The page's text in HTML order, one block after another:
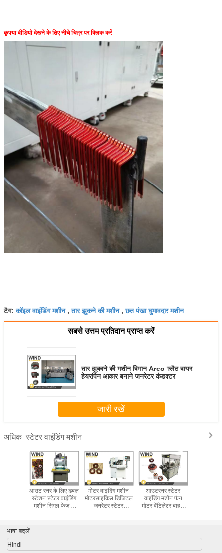
कृपया वीडियो देखने के लिए नीचे चित्र पर क्लिक करें
टैग:कॉइल वाइंडिंग मशीन,तार झुकने की मशीन,छत पंखा घुमावदार मशीन
सबसे उत्तम प्रतिदान प्राप्त करें
तार झुकाने की मशीन विमान Areo फ्लैट वायर
हेयरपिन आकार बनाने जनरेटर कंडक्टर
जारी रखें
अधिक स्टेटर वाइंडिंग मशीन
आउट रनर के लिए डबल
स्टेशन स्टेटर वाइंडिंग
मशीन सिंगल फेज 3
मोटर वाइंडिंग मशीन
मोटरसाइकिल डिजिटल
जनरेटर स्टेटर
आउटरनर स्टेटर
वाइंडिंग मशीन फैन
मोटर वेंटिलेटर बाहरी
भाषा बदलें
Hindi